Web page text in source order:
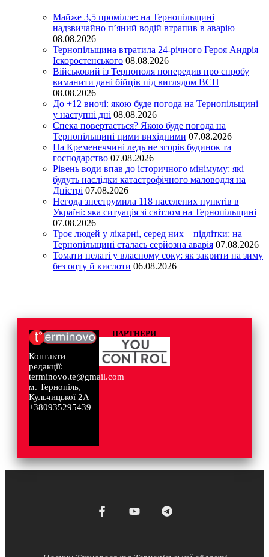
Майже 3,5 промілле: на Тернопільщині
надзвичайно п’яний водій втрапив в аварію
08.08.2026
Тернопільщина втратила 24-річного Героя Андрія
Іскоростенського 08.08.2026
Військовий із Тернополя попередив про спробу
виманити дані бійців під виглядом ВСП
08.08.2026
До +12 вночі: якою буде погода на Тернопільщині
у наступні дні 08.08.2026
Спека повертається? Якою буде погода на
Тернопільщині цими вихідними 07.08.2026
На Кременеччині ледь не згорів будинок та
господарство 07.08.2026
Рівень води впав до історичного мінімуму: які
будуть наслідки катастрофічного маловоддя на
Дністрі 07.08.2026
Негода знеструмила 118 населених пунктів в
Україні: яка ситуація зі світлом на Тернопільщині
07.08.2026
Троє людей у лікарні, серед них – підлітки: на
Тернопільщині сталась серйозна аварія 07.08.2026
Томати пелаті у власному соку: як закрити на зиму
без оцту й кислоти 06.08.2026
Контакти
редакції:
terminovo.te@gmail.com
м. Тернопіль,
Кульчицької 2А
+380935295439
ПАРТНЕРИ